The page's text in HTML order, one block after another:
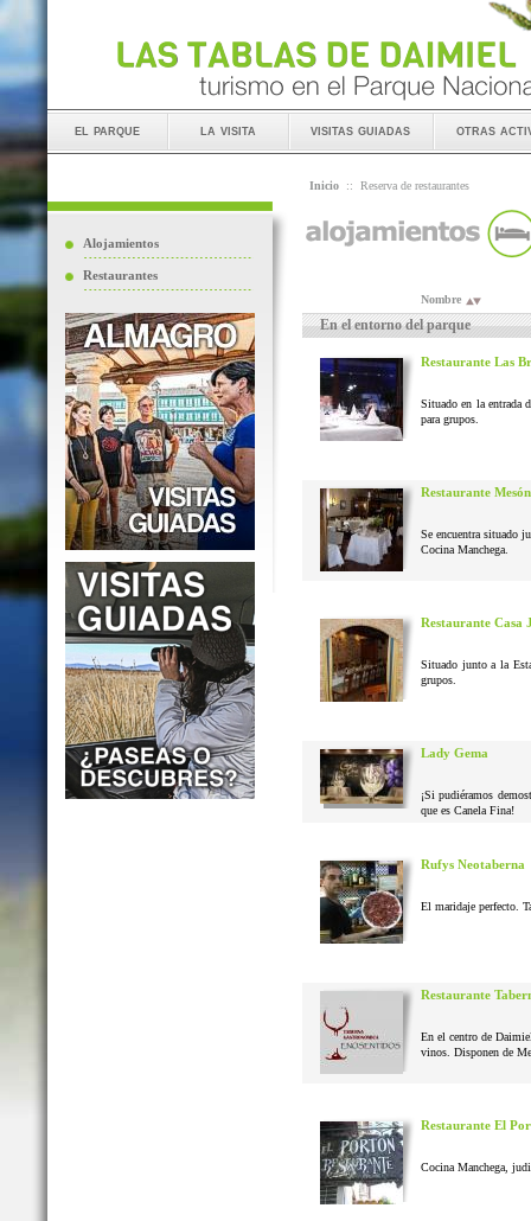
el parque la visita visitas guiadas otras
Alojamientos
Restaurantes
Inicio :: Reserva de restaurantes
Nombre
En el entorno del parque
Restaurante Las
Situado en la entrada
para grupos.
Restaurante
Se encuentra situado
Cocina Manchega.
Restaurante Casa
Situado junto a la
grupos.
Lady Gema
¡Si pudiéramos
que es Canela Fina!
Rufys Neotaberna
El maridaje perfecto.
Restaurante
En el centro de
vinos. Disponen de
Restaurante El
Cocina Manchega,